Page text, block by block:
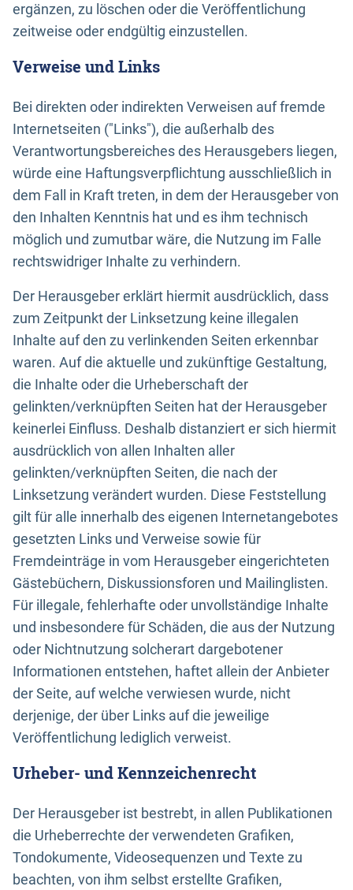
ergänzen, zu löschen oder die Veröffentlichung
zeitweise oder endgültig einzustellen.
Verweise und Links
Bei direkten oder indirekten Verweisen auf fremde
Internetseiten ("Links"), die außerhalb des
Verantwortungsbereiches des Herausgebers liegen,
würde eine Haftungsverpflichtung ausschließlich in
dem Fall in Kraft treten, in dem der Herausgeber von
den Inhalten Kenntnis hat und es ihm technisch
möglich und zumutbar wäre, die Nutzung im Falle
rechtswidriger Inhalte zu verhindern.
Der Herausgeber erklärt hiermit ausdrücklich, dass
zum Zeitpunkt der Linksetzung keine illegalen
Inhalte auf den zu verlinkenden Seiten erkennbar
waren. Auf die aktuelle und zukünftige Gestaltung,
die Inhalte oder die Urheberschaft der
gelinkten/verknüpften Seiten hat der Herausgeber
keinerlei Einfluss. Deshalb distanziert er sich hiermit
ausdrücklich von allen Inhalten aller
gelinkten/verknüpften Seiten, die nach der
Linksetzung verändert wurden. Diese Feststellung
gilt für alle innerhalb des eigenen Internetangebotes
gesetzten Links und Verweise sowie für
Fremdeinträge in vom Herausgeber eingerichteten
Gästebüchern, Diskussionsforen und Mailinglisten.
Für illegale, fehlerhafte oder unvollständige Inhalte
und insbesondere für Schäden, die aus der Nutzung
oder Nichtnutzung solcherart dargebotener
Informationen entstehen, haftet allein der Anbieter
der Seite, auf welche verwiesen wurde, nicht
derjenige, der über Links auf die jeweilige
Veröffentlichung lediglich verweist.
Urheber- und Kennzeichenrecht
Der Herausgeber ist bestrebt, in allen Publikationen
die Urheberrechte der verwendeten Grafiken,
Tondokumente, Videosequenzen und Texte zu
beachten, von ihm selbst erstellte Grafiken,